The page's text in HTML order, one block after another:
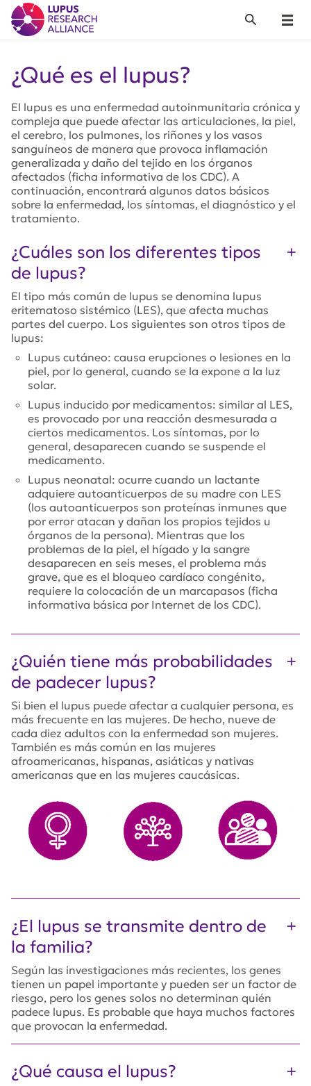
Lupus Research Alliance
Menu
Search
¿Qué es el lupus?
El lupus es una enfermedad autoinmunitaria crónica y
compleja que puede afectar las articulaciones, la piel,
el cerebro, los pulmones, los riñones y los vasos
sanguíneos de manera que provoca inflamación
generalizada y daño del tejido en los órganos
afectados (ficha informativa de los CDC). A
continuación, encontrará algunos datos básicos
sobre la enfermedad, los síntomas, el diagnóstico y el
tratamiento.
¿Cuáles son los diferentes tipos
de lupus?
El tipo más común de lupus se denomina lupus
eritematoso sistémico (LES), que afecta muchas
partes del cuerpo. Los siguientes son otros tipos de
lupus:
Lupus cutáneo: causa erupciones o lesiones en la
piel, por lo general, cuando se la expone a la luz
solar.
Lupus inducido por medicamentos: similar al LES,
es provocado por una reacción desmesurada a
ciertos medicamentos. Los síntomas, por lo
general, desaparecen cuando se suspende el
medicamento.
Lupus neonatal: ocurre cuando un lactante
adquiere autoanticuerpos de su madre con LES
(los autoanticuerpos son proteínas inmunes que
por error atacan y dañan los propios tejidos u
órganos de la persona). Mientras que los
problemas de la piel, el hígado y la sangre
desaparecen en seis meses, el problema más
grave, que es el bloqueo cardíaco congénito,
requiere la colocación de un marcapasos (ficha
informativa básica por Internet de los CDC).
¿Quién tiene más probabilidades
de padecer lupus?
Si bien el lupus puede afectar a cualquier persona, es
más frecuente en las mujeres. De hecho, nueve de
cada diez adultos con la enfermedad son mujeres.
También es más común en las mujeres
afroamericanas, hispanas, asiáticas y nativas
americanas que en las mujeres caucásicas.
¿El lupus se transmite dentro de
la familia?
Según las investigaciones más recientes, los genes
tienen un papel importante y pueden ser un factor de
riesgo, pero los genes solos no determinan quién
padece lupus. Es probable que haya muchos factores
que provocan la enfermedad.
¿Qué causa el lupus?